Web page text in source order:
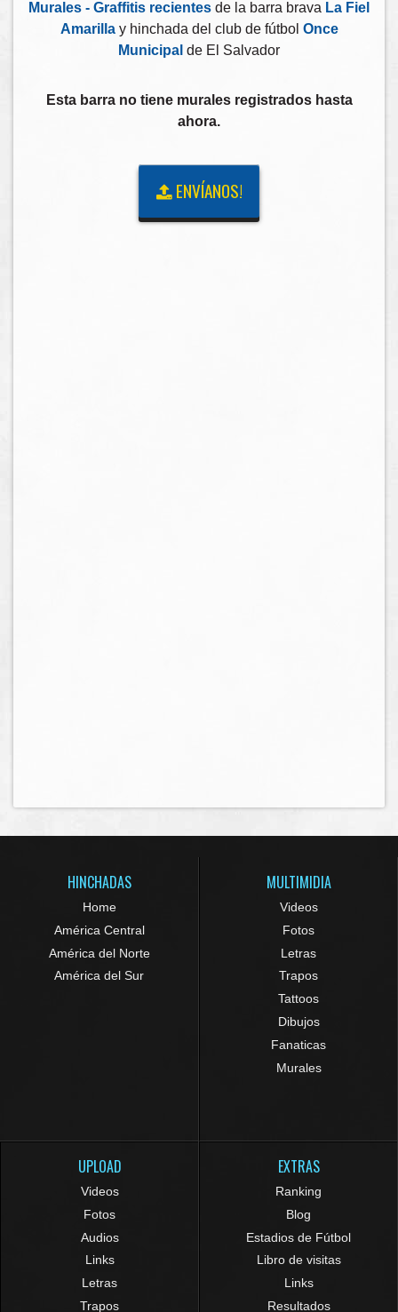
Murales - Graffitis recientes de la barra brava La Fiel
Amarillay hinchada del club de fútbol Once
Municipal de El Salvador
Esta barra no tiene murales registrados hasta
ahora.
ENVÍANOS!
HINCHADAS
Home
América Central
América del Norte
América del Sur
MULTIMIDIA
Videos
Fotos
Letras
Trapos
Tattoos
Dibujos
Fanaticas
Murales
UPLOAD
Videos
Fotos
Audios
Links
Letras
Trapos
EXTRAS
Ranking
Blog
Estadios de Fútbol
Libro de visitas
Links
Resultados